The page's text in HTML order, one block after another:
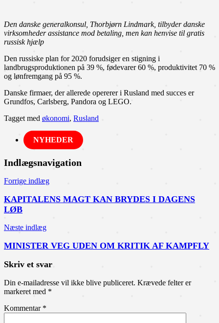
Den danske generalkonsul, Thorbjørn Lindmark, tilbyder danske
virksomheder assistance mod betaling, men kan henvise til gratis
russisk hjælp
Den russiske plan for 2020 forudsiger en stigning i
landbrugsproduktionen på 39 %, fødevarer 60 %, produktivitet 70 %
og lønfremgang på 95 %.
Danske firmaer, der allerede opererer i Rusland med succes er
Grundfos, Carlsberg, Pandora og LEGO.
Tagget med økonomi, Rusland
NYHEDER
Indlægsnavigation
Forrige indlæg
KAPITALENS MAGT KAN BRYDES I DAGENS
LØB
Næste indlæg
MINISTER VEG UDEN OM KRITIK AF KAMPFLY
Skriv et svar
Din e-mailadresse vil ikke blive publiceret. Krævede felter er
markeret med *
Kommentar *